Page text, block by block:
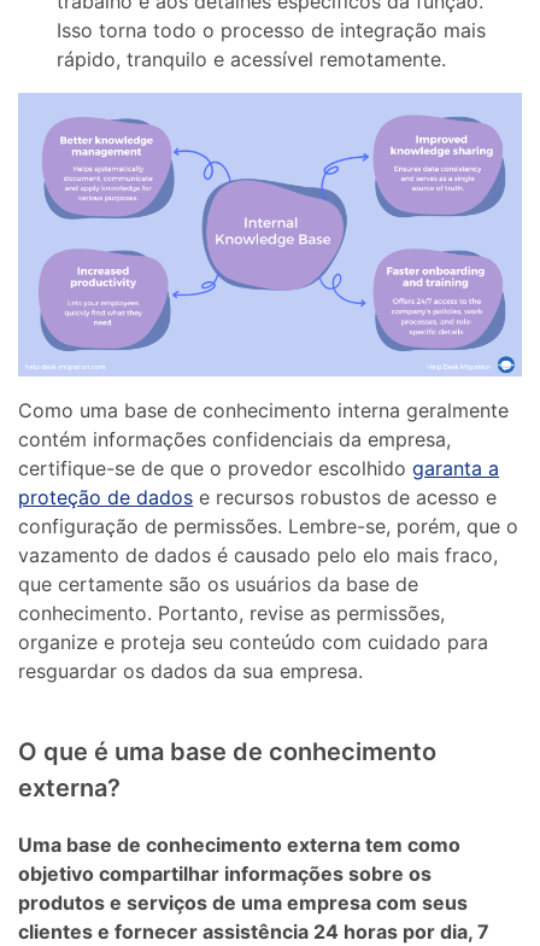
Isso torna todo o processo de integração mais
rápido, tranquilo e acessível remotamente.
Como uma base de conhecimento interna geralmente
contém informações confidenciais da empresa,
certifique-se de que o provedor escolhidogaranta a
proteção de dados e recursos robustos de acesso e
configuração de permissões. Lembre-se, porém, que o
vazamento de dados é causado pelo elo mais fraco,
que certamente são os usuários da base de
conhecimento. Portanto, revise as permissões,
organize e proteja seu conteúdo com cuidado para
resguardar os dados da sua empresa.
O que é uma base de conhecimento
externa?
Uma base de conhecimento externa tem como
objetivo compartilhar informações sobre os
produtos e serviços de uma empresa com seus
clientes e fornecer assistência 24 horas por dia, 7